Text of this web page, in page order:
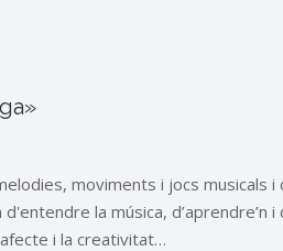
moviments i jocs musicals i
la música, d’aprendre’n i
i la creativitat…